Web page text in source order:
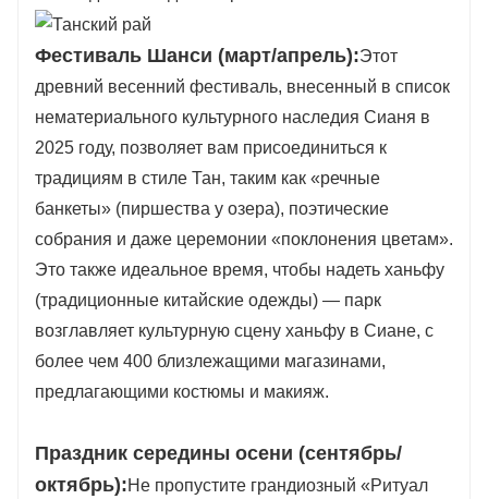
Фестиваль Шанси (март/апрель):Этот
древний весенний фестиваль, внесенный в список
нематериального культурного наследия Сианя в
2025 году, позволяет вам присоединиться к
традициям в стиле Тан, таким как «речные
банкеты» (пиршества у озера), поэтические
собрания и даже церемонии «поклонения цветам».
Это также идеальное время, чтобы надеть ханьфу
(традиционные китайские одежды) — парк
возглавляет культурную сцену ханьфу в Сиане, с
более чем 400 близлежащими магазинами,
предлагающими костюмы и макияж.
Праздник середины осени (сентябрь/
октябрь):Не пропустите грандиозный «Ритуал